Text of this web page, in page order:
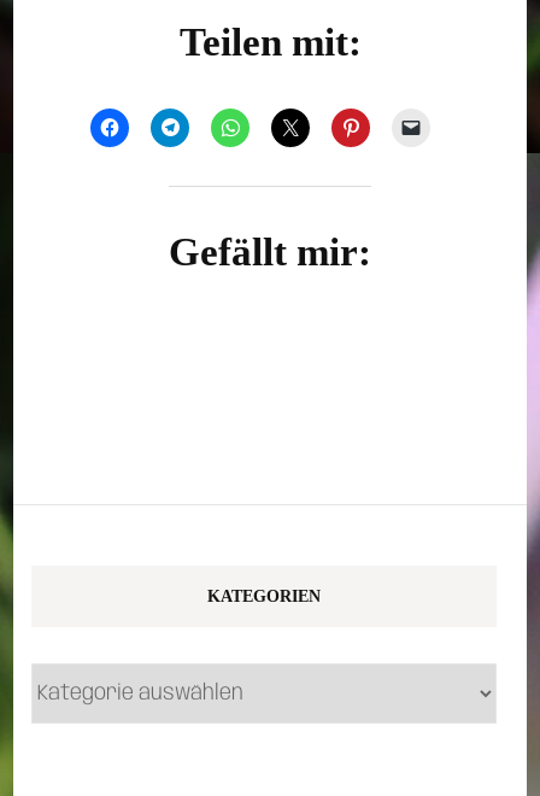
Teilen mit:
Gefällt mir:
KATEGORIEN
Kategorien